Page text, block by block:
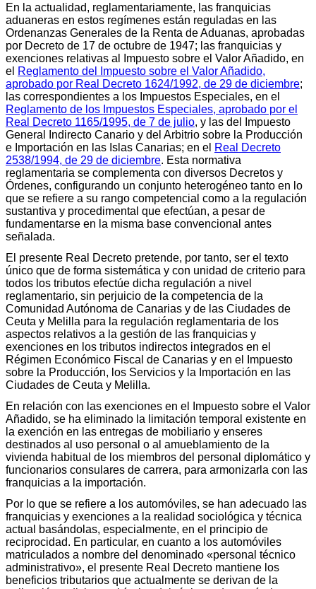
En la actualidad, reglamentariamente, las franquicias
aduaneras en estos regímenes están reguladas en las
Ordenanzas Generales de la Renta de Aduanas, aprobadas
por Decreto de 17 de octubre de 1947; las franquicias y
exenciones relativas al Impuesto sobre el Valor Añadido, en
el Reglamento del Impuesto sobre el Valor Añadido,
aprobado por Real Decreto 1624/1992, de 29 de diciembre;
las correspondientes a los Impuestos Especiales, en el
Reglamento de los Impuestos Especiales, aprobado por el
Real Decreto 1165/1995, de 7 de julio, y las del Impuesto
General Indirecto Canario y del Arbitrio sobre la Producción
e Importación en las Islas Canarias; en el Real Decreto
2538/1994, de 29 de diciembre. Esta normativa
reglamentaria se complementa con diversos Decretos y
Órdenes, configurando un conjunto heterogéneo tanto en lo
que se refiere a su rango competencial como a la regulación
sustantiva y procedimental que efectúan, a pesar de
fundamentarse en la misma base convencional antes
señalada.
El presente Real Decreto pretende, por tanto, ser el texto
único que de forma sistemática y con unidad de criterio para
todos los tributos efectúe dicha regulación a nivel
reglamentario, sin perjuicio de la competencia de la
Comunidad Autónoma de Canarias y de las Ciudades de
Ceuta y Melilla para la regulación reglamentaria de los
aspectos relativos a la gestión de las franquicias y
exenciones en los tributos indirectos integrados en el
Régimen Económico Fiscal de Canarias y en el Impuesto
sobre la Producción, los Servicios y la Importación en las
Ciudades de Ceuta y Melilla.
En relación con las exenciones en el Impuesto sobre el Valor
Añadido, se ha eliminado la limitación temporal existente en
la exención en las entregas de mobiliario y enseres
destinados al uso personal o al amueblamiento de la
vivienda habitual de los miembros del personal diplomático y
funcionarios consulares de carrera, para armonizarla con las
franquicias a la importación.
Por lo que se refiere a los automóviles, se han adecuado las
franquicias y exenciones a la realidad sociológica y técnica
actual basándolas, especialmente, en el principio de
reciprocidad. En particular, en cuanto a los automóviles
matriculados a nombre del denominado «personal técnico
administrativo», el presente Real Decreto mantiene los
beneficios tributarios que actualmente se derivan de la